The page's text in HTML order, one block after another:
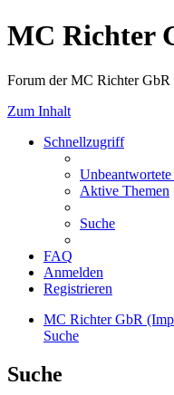
MC Richter
Forum der MC Richter GbR
Zum Inhalt
Schnellzugriff
Unbeantwortete
Aktive Themen
Suche
FAQ
Anmelden
Registrieren
MC Richter GbR
Suche
Suche